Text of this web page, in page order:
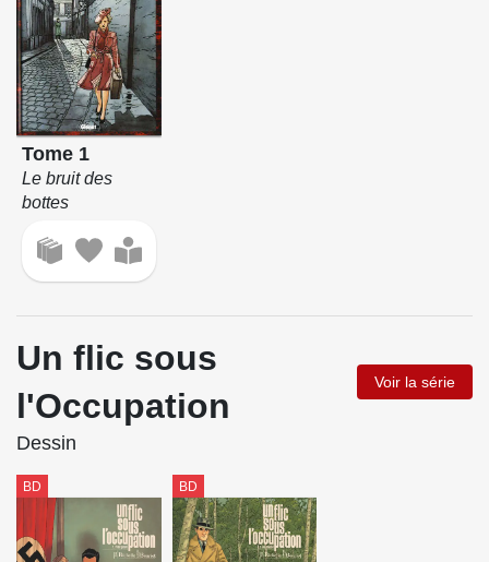
Tome 1
Le bruit des
bottes
Un flic sous
l'Occupation
Voir la série
Dessin
BD BD